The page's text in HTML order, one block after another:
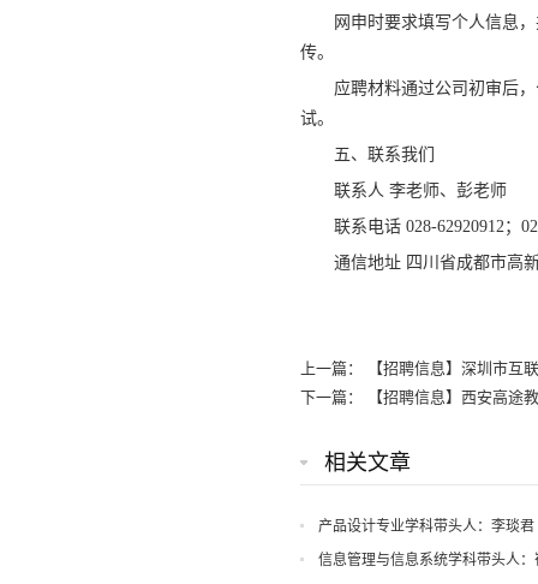
网申时要求填写个人信息
传。
应聘材料通过公司初审后
试。
五、联系我们
联系人 李老师
联系电话 028-62920912；
通信地址 四川省成都市高
上一篇：
【招聘信息】深圳市互
下一篇：
【招聘信息】西安高途
相关文章
产品设计专业学科带头人：李琰君
信息管理与信息系统学科带头人：